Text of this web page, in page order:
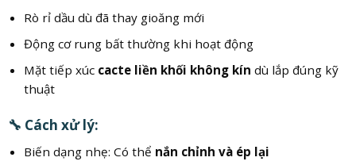
Rò rỉ dầu dù đã thay gioăng mới
Động cơ rung bất thường khi hoạt động
Mặt tiếp xúc cacte liền khối không kín dù lắp đúng kỹ
thuật
🔧 Cách xử lý:
Biến dạng nhẹ: Có thể nắn chỉnh và ép lại